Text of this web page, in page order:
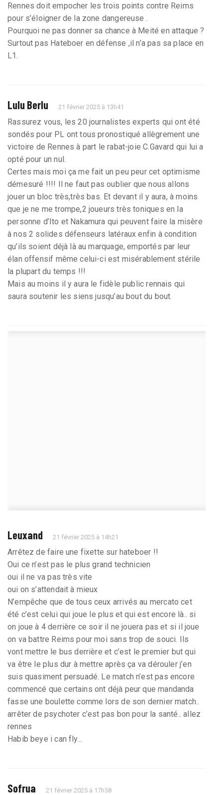
Rennes doit empocher les trois points contre Reims
pour s’éloigner de la zone dangereuse .
Pourquoi ne pas donner sa chance à Meité en attaque ?
Surtout pas Hateboer en défense ,il n’a pas sa place en
L1.
Lulu Berlu 21 février 2025 à 13h41
Rassurez vous, les 20 journalistes experts qui ont été
sondés pour PL ont tous pronostiqué allègrement une
victoire de Rennes à part le rabat-joie C.Gavard qui lui a
opté pour un nul.
Certes mais moi ça me fait un peu peur cet optimisme
démesuré !!!! Il ne faut pas oublier que nous allons
jouer un bloc très,très bas. Et devant il y aura, à moins
que je ne me trompe,2 joueurs très toniques en la
personne d’Ito et Nakamura qui peuvent faire la misère
à nos 2 solides défenseurs latéraux enfin à condition
qu’ils soient déjà là au marquage, emportés par leur
élan offensif même celui-ci est misérablement stérile
la plupart du temps !!!
Mais au moins il y aura le fidèle public rennais qui
saura soutenir les siens jusqu’au bout du bout.
Leuxand 21 février 2025 à 14h21
Arrêtez de faire une fixette sur hateboer !!
Oui ce n’est pas le plus grand technicien
oui il ne va pas très vite
oui on s’attendait à mieux
N’empêche que de tous ceux arrivés au mercato cet
été c’est celui qui joue le plus et qui est encore là.. si
on joue à 4 derrière ce soir il ne jouera pas et si il joue
on va battre Reims pour moi sans trop de souci. Ils
vont mettre le bus derrière et c’est le premier but qui
va être le plus dur à mettre après ça va dérouler j’en
suis quasiment persuadé. Le match n’est pas encore
commencé que certains ont déjà peur que mandanda
fasse une boulette comme lors de son dernier match..
arrêter de psychoter c’est pas bon pour la santé.. allez
rennes
Habib beye i can fly...
Sofrua 21 février 2025 à 17h58